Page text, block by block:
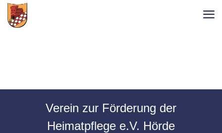
Verein zur Förderung der
Heimatpflege e.V. Hörde